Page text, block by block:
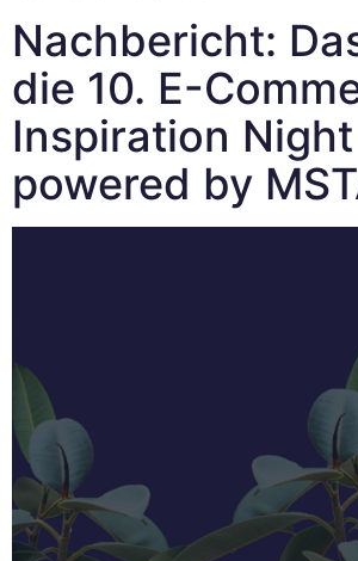
Nachbericht:
die 10. E-
Inspiration Night
powered by